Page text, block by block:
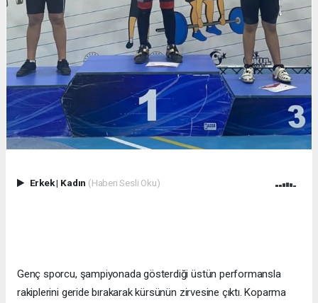
Erkek| Kadın (Haberi Sesli Oku)
Genç sporcu, şampiyonada gösterdiği üstün performansla
rakiplerini geride bırakarak kürsünün zirvesine çıktı. Koparma